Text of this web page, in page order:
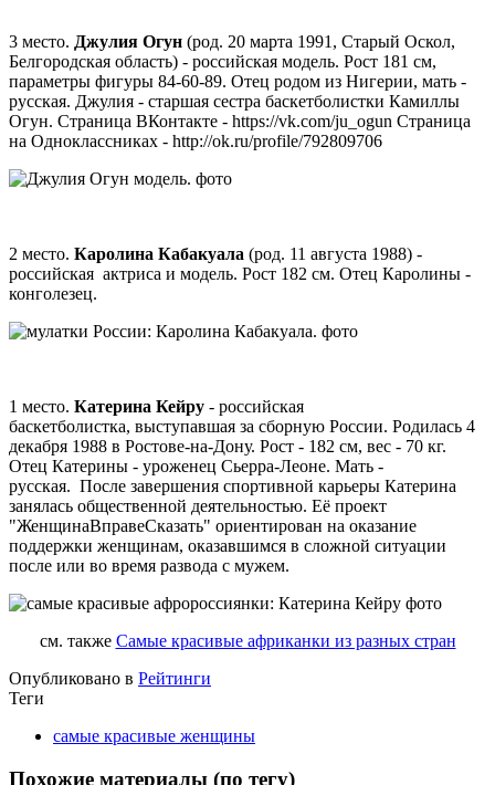
3 место. Джулия Огун (род. 20 марта 1991, Старый Оскол,
Белгородская область) - российская модель. Рост 181 см,
параметры фигуры 84-60-89. Отец родом из Нигерии, мать -
русская. Джулия - старшая сестра баскетболистки Камиллы
Огун. Страница ВКонтакте - https://vk.com/ju_ogun Страница
на Одноклассниках - http://ok.ru/profile/792809706
2 место. Каролина Кабакуала (род. 11 августа 1988) -
российская актриса и модель. Рост 182 см. Отец Каролины -
конголезец.
1 место. Катерина Кейру - российская
баскетболистка, выступавшая за сборную России. Родилась 4
декабря 1988 в Ростове-на-Дону. Рост - 182 см, вес - 70 кг.
Отец Катерины - уроженец Сьерра-Леоне. Мать -
русская. После завершения спортивной карьеры Катерина
занялась общественной деятельностью. Её проект
"ЖенщинаВправеСказать" ориентирован на оказание
поддержки женщинам, оказавшимся в сложной ситуации
после или во время развода с мужем.
см. также Самые красивые африканки из разных стран
Опубликовано в Рейтинги
Теги
самые красивые женщины
Похожие материалы (по тегу)